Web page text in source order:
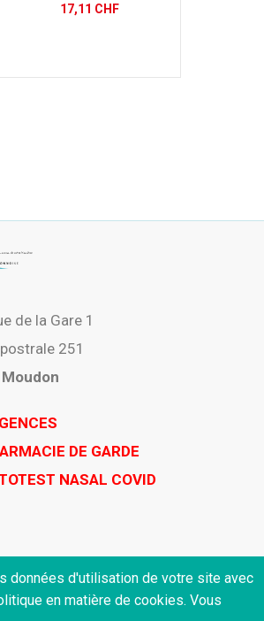
17,11 CHF
de la Gare 1
251
Moudon
DE GARDE
NASAL COVID
données d'utilisation de votre site avec
en matière de cookies. Vous